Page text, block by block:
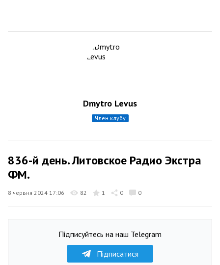
Dmytro Levus
член клубу
836-й день. Литовское Радио Экстра
ФМ.
8 червня 2024 17:06 82 1 0 0
Підписуйтесь на наш Telegram
Підписатися